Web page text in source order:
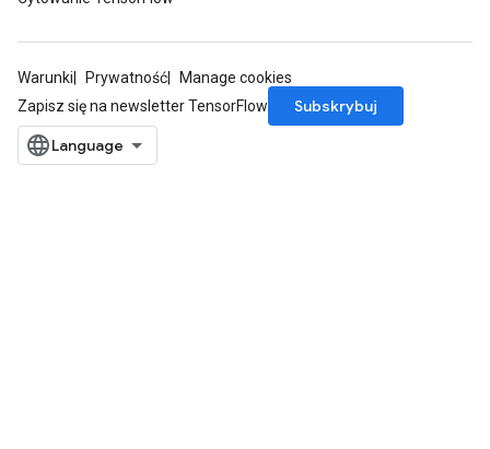
Warunki Prywatność
Manage cookies
Zapisz się na newsletter TensorFlow
Subskrybuj